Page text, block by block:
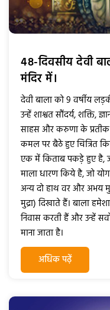
48-दिवसीय देवी
मंदिर में।
देवी बाला को 9 वर्षीय
उन्हें शाश्वत सौंदर्य, शक्ति,
साहस और करुणा के
कमल पर बैठे हुए चित्रित
एक में किताब पकड़े हुए है,
माला धारण किये है, जो
अन्य दो हाथ वर और अभय
मुद्रा) दिखाते हैं। बाला
निवास करती हैं और उन्हें
माना जाता है।
अधिक पढ़ें